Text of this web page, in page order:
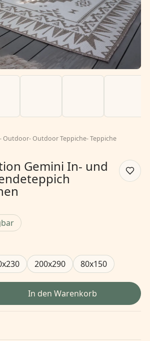
-Outdoor-Outdoor Teppiche-Teppiche
Gemini In- und
200x290 80x150
In den Warenkorb